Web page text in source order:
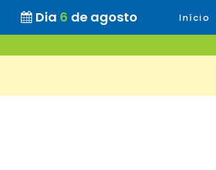
Dia 6 de agosto Início